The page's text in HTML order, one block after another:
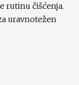
rutinu čišćenja.
uravnotežen